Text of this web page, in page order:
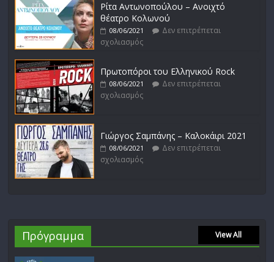
Ρίτα Αντωνοπούλου – Ανοιχτό
θέατρο Κολωνού
08/06/2021
Δεν επιτρέπεται
σχολιασμός
Πρωτοπόροι του Ελληνικού Rock
08/06/2021
Δεν επιτρέπεται
σχολιασμός
Γιώργος Σαμπάνης – Καλοκάιρι 2021
08/06/2021
Δεν επιτρέπεται
σχολιασμός
Πρόγραμμα View All